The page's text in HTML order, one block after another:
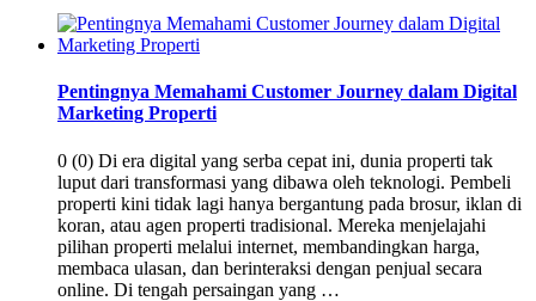
Pentingnya Memahami Customer Journey dalam Digital
Marketing Properti
0 (0) Di era digital yang serba cepat ini, dunia properti tak
luput dari transformasi yang dibawa oleh teknologi. Pembeli
properti kini tidak lagi hanya bergantung pada brosur, iklan di
koran, atau agen properti tradisional. Mereka menjelajahi
pilihan properti melalui internet, membandingkan harga,
membaca ulasan, dan berinteraksi dengan penjual secara
online. Di tengah persaingan yang …